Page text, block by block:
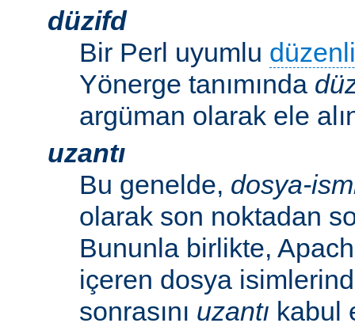
düzifd
Bir Perl uyumlu
Yönerge tanımında
argüman olarak ele
uzantı
Bu genelde, dosya-
olarak son noktadan
Bununla birlikte,
içeren dosya
sonrasını uzantı kabul